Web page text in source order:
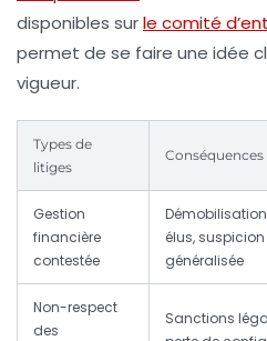
disponibles surle comité
permet de se faire une idée
vigueur.
Types de
litiges
Conséquences
Gestion
financière
contestée
élus, suspicion
généralisée
Non-respect
des
Sanctions